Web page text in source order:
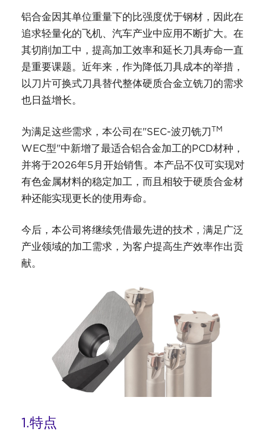
铝合金因其单位重量下的比强度优于钢材，因此在
追求轻量化的飞机、汽车产业中应用不断扩大。在
其切削加工中，提高加工效率和延长刀具寿命一直
是重要课题。近年来，作为降低刀具成本的举措，
以刀片可换式刀具替代整体硬质合金立铣刀的需求
也日益增长。
为满足这些需求，本公司在"SEC-波刃铣刀TM
WEC型"中新增了最适合铝合金加工的PCD材种，
并将于2026年5月开始销售。本产品不仅可实现对
有色金属材料的稳定加工，而且相较于硬质合金材
种还能实现更长的使用寿命。
今后，本公司将继续凭借最先进的技术，满足广泛
产业领域的加工需求，为客户提高生产效率作出贡
献。
1.特点